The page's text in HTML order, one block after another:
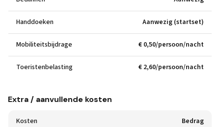
Handdoeken Aanwezig (startset)
Mobiliteitsbijdrage € 0,50/persoon/nacht
Toeristenbelasting € 2,60/persoon/nacht
Extra / aanvullende kosten
Kosten Bedrag